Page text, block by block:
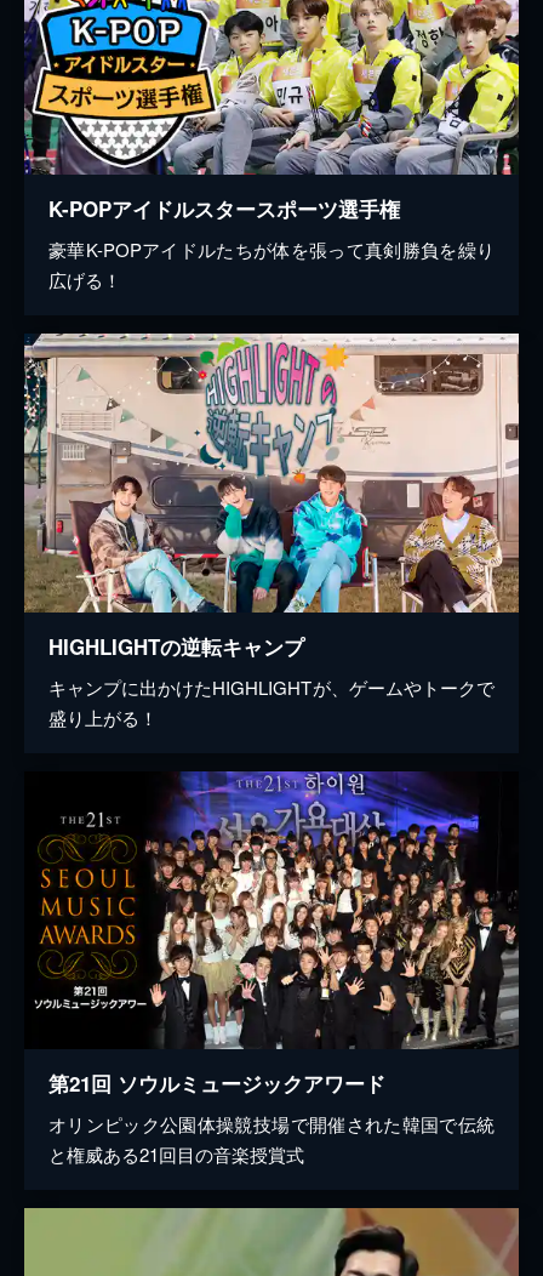
K-POPアイドルスタースポーツ選手権
豪華K-POPアイドルたちが体を張って真剣勝負を繰り
広げる！
HIGHLIGHTの逆転キャンプ
キャンプに出かけたHIGHLIGHTが、ゲームやトークで
盛り上がる！
第21回 ソウルミュージックアワード
オリンピック公園体操競技場で開催された韓国で伝統
と権威ある21回目の音楽授賞式